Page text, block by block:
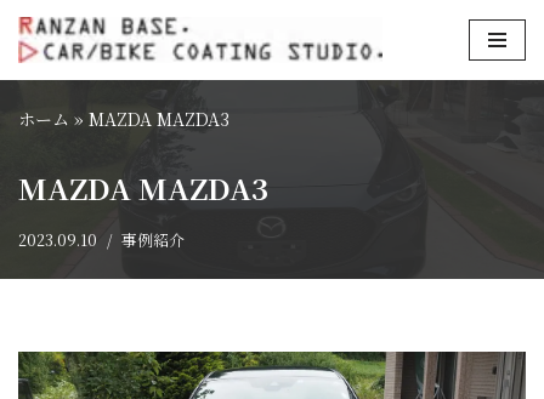
コ
テ
ツ
ス
キ
ホーム » MAZDA MAZDA3
MAZDA MAZDA3
2023.09.10 事例紹介